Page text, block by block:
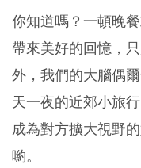
你知道嗎？一頓晚
帶來美好的回憶，
外，我們的大腦偶
天一夜的近郊小旅
成為對方擴大視野
喲。